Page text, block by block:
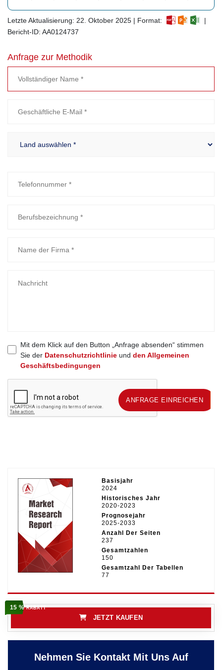
Letzte Aktualisierung: 22. Oktober 2025 | Format:
|
Bericht-ID: AA0124737
Anfrage zur Methodik
Mit dem Klick auf den Button „Anfrage absenden“ stimmen
Sie der Datenschutzrichtlinieund den Allgemeinen
Geschäftsbedingungen
ANFRAGE EINREICHEN ANFRAGE EINREICHEN
Basisjahr
2024
Historisches Jahr
2020-2023
Prognosejahr
2025-2033
Anzahl Der Seiten
237
Gesamtzahlen
150
Gesamtzahl Der Tabellen
77
15 %RABATT
JETZT KAUFEN
Nehmen Sie Kontakt Mit Uns Auf